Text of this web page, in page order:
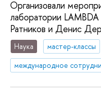
Организовали
лаборатории
Ратников и Денис
Наука
мастер-классы
международное